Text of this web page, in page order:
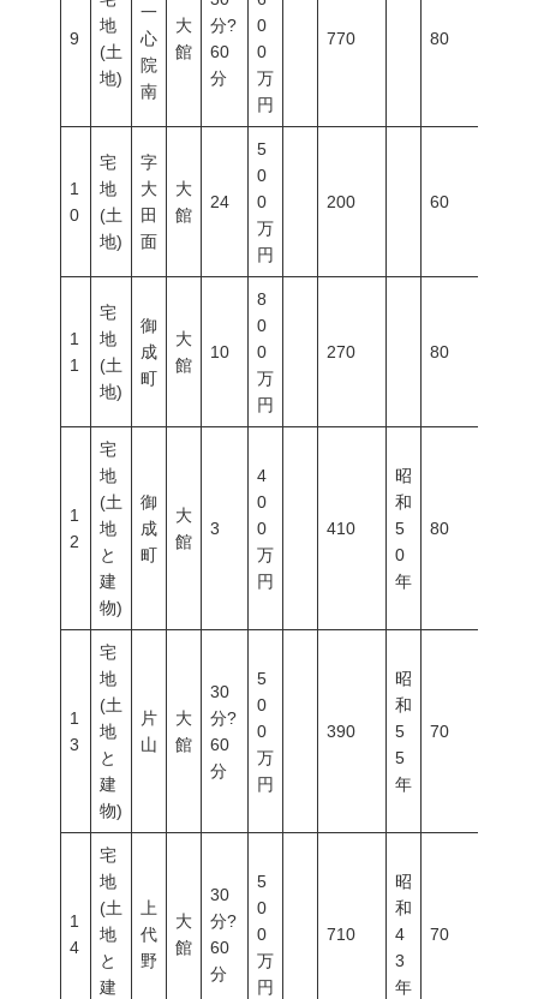
9
地
(土
地)
一
心
院
南
大
館
分?
60
分
0
0
万
円
770 80
1
0
宅
地
(土
地)
字
大
田
面
大
館
24
5
0
0
万
円
200 60
1
1
宅
地
(土
地)
御
成
町
大
館
10
8
0
0
万
円
270 80
1
2
宅
地
(土
地
と
建
物)
御
成
町
大
館
3
4
0
0
万
円
410
昭
和
5
0
年
80
1
3
宅
地
(土
地
と
建
物)
片
山
大
館
30
分?
60
分
5
0
0
万
円
390
昭
和
5
5
年
70
1
4
宅
地
(土
地
と
建
上
代
野
大
館
30
分?
60
分
5
0
0
万
円
710
昭
和
4
3
年
70